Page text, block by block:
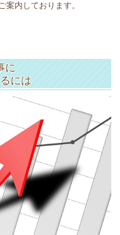
案内しております。
に
には